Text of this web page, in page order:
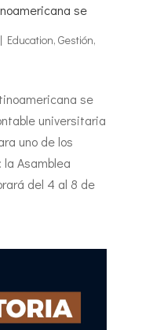
se
| Education, Gestión,
se
universitaria
uno de los
Asamblea
del 4 al 8 de